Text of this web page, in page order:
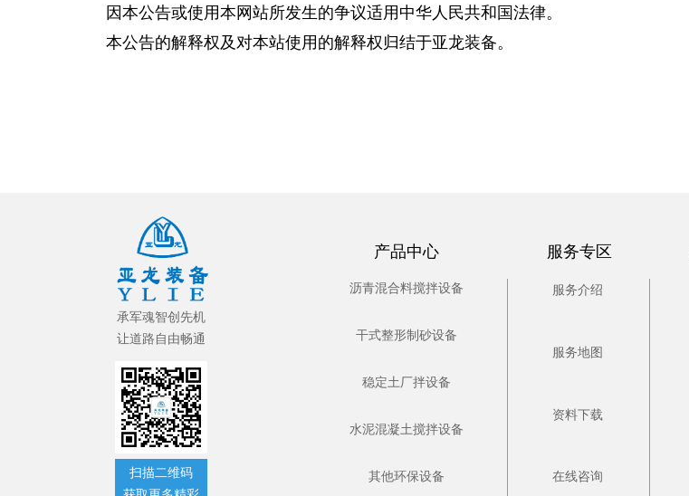
因本公告或使用本网站所发生的争议适用中华人民共和国法律。
本公告的解释权及对本站使用的解释权归结于亚龙装备。
产品中心
沥青混合料搅拌设备
干式整形制砂设备
稳定土厂拌设备
水泥混凝土搅拌设备
其他环保设备
服务介绍
服务地图
资料下载
在线咨询
服务专区
承军魂智创先机
让道路自由畅通
扫描二维码